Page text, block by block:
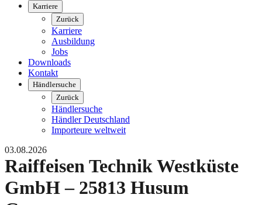
Karriere
Zurück
Karriere
Ausbildung
Jobs
Downloads
Kontakt
Händlersuche
Zurück
Händlersuche
Händler Deutschland
Importeure weltweit
03.08.2026
Raiffeisen Technik Westküste
GmbH – 25813 Husum